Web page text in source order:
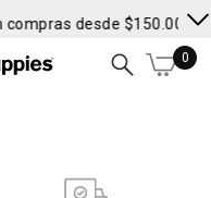
desde $150.000
0